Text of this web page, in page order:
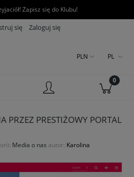
Zapisz się do Klubu!
się Zaloguj się
PLN PL
PRZEZ PRESTIŻOWY PORTAL
Media o nas autor: Karolina